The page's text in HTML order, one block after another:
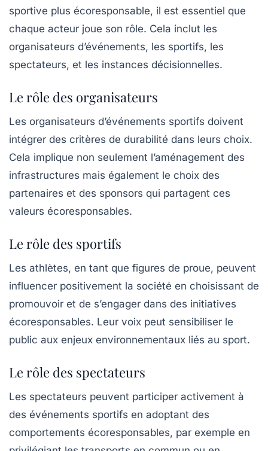
sportive plus écoresponsable, il est essentiel que
chaque acteur joue son rôle. Cela inclut les
organisateurs d’événements, les sportifs, les
spectateurs, et les instances décisionnelles.
Le rôle des organisateurs
Les organisateurs d’événements sportifs doivent
intégrer des critères de durabilité dans leurs choix.
Cela implique non seulement l’aménagement des
infrastructures mais également le choix des
partenaires et des sponsors qui partagent ces
valeurs écoresponsables.
Le rôle des sportifs
Les athlètes, en tant que figures de proue, peuvent
influencer positivement la société en choisissant de
promouvoir et de s’engager dans des initiatives
écoresponsables. Leur voix peut sensibiliser le
public aux enjeux environnementaux liés au sport.
Le rôle des spectateurs
Les spectateurs peuvent participer activement à
des événements sportifs en adoptant des
comportements écoresponsables, par exemple en